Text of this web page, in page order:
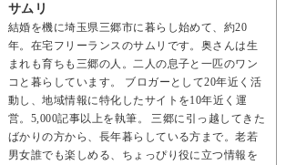
サムリ
結婚を機に埼玉県三郷市に暮らし始めて、約20
年。在宅フリーランスのサムリです。奥さんは生
まれも育ちも三郷の人。二人の息子と一匹のワン
コと暮らしています。 ブロガーとして20年近く活
動し、地域情報に特化したサイトを10年近く運
営。5,000記事以上を執筆。 三郷に引っ越してきた
ばかりの方から、長年暮らしている方まで。老若
男女誰でも楽しめる、ちょっぴり役に立つ情報を